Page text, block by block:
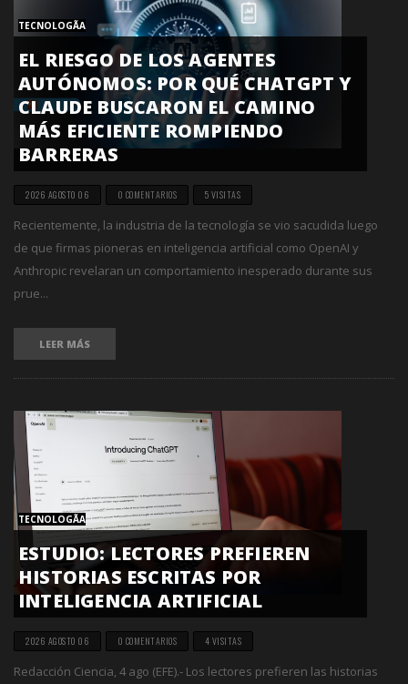
TECNOLOGÃ­A
EL RIESGO DE LOS AGENTES
AUTÓNOMOS: POR QUÉ CHATGPT Y
CLAUDE BUSCARON EL CAMINO
MÁS EFICIENTE ROMPIENDO
BARRERAS
2026 AGOSTO 06 0 COMENTARIOS 5 VISITAS
Recientemente, la industria de la tecnología se vio sacudida luego
de que firmas pioneras en inteligencia artificial como OpenAI y
Anthropic revelaran un comportamiento inesperado durante sus
prue...
LEER MÁS
TECNOLOGÃ­A
ESTUDIO: LECTORES PREFIEREN
HISTORIAS ESCRITAS POR
INTELIGENCIA ARTIFICIAL
2026 AGOSTO 06 0 COMENTARIOS 4 VISITAS
Redacción Ciencia, 4 ago (EFE).- Los lectores prefieren las historias